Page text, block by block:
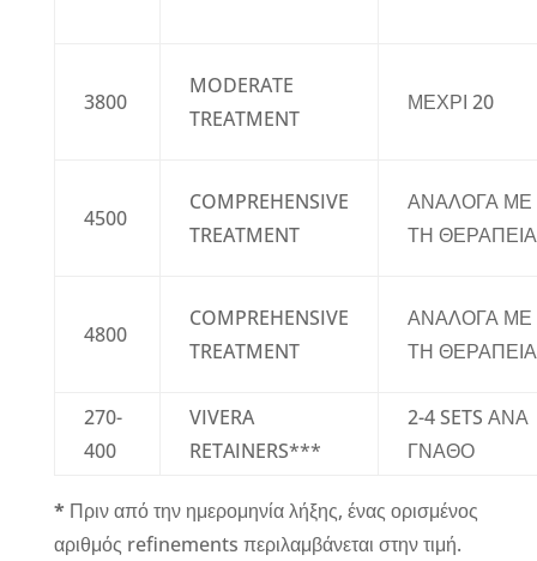
3800
MODERATE
TREATMENT
ΜΕΧΡΙ 20
4500
COMPREHENSIVE
TREATMENT
ΑΝΑΛΟΓΑ ΜΕ
ΤΗ ΘΕΡΑΠΕΙΑ
4800
COMPREHENSIVE
TREATMENT
ΑΝΑΛΟΓΑ ΜΕ
ΤΗ ΘΕΡΑΠΕΙΑ
270-
400
VIVERA
RETAINERS***
2-4 SETS ΑΝΑ
ΓΝΑΘΟ
* Πριν από την ημερομηνία λήξης, ένας ορισμένος
αριθμός refinements περιλαμβάνεται στην τιμή.